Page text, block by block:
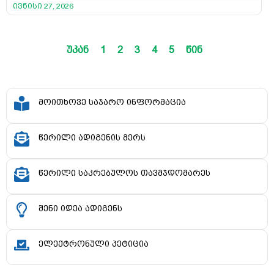
ივნისი 27, 2026
უკან 1 2 3 4 5 წინ
მოითხოვე საჯარო ინფორმაცია
წერილი ადიგენის მერს
წერილი საკრებულოს თავმჯდომარეს
შენი იდეა ადიგენს
ელექტრონული პეტიცია